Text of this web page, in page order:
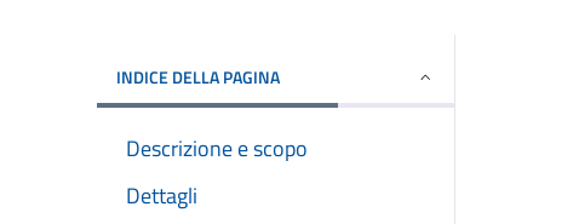
INDICE DELLA PAGINA
Descrizione e scopo
Dettagli